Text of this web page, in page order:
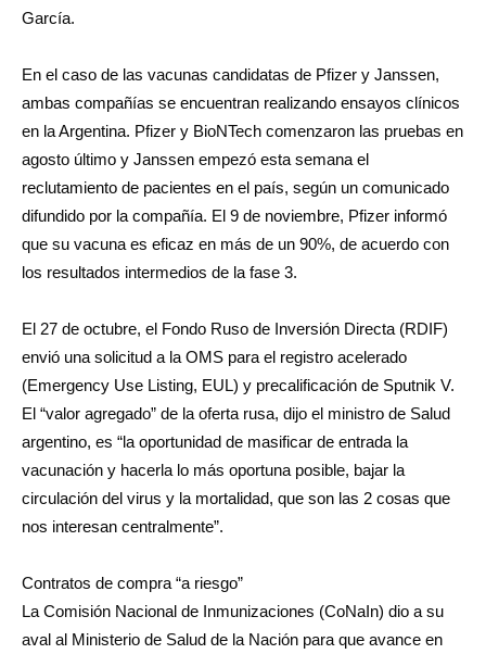
García.
En el caso de las vacunas candidatas de Pfizer y Janssen,
ambas compañías se encuentran realizando ensayos clínicos
en la Argentina. Pfizer y BioNTech comenzaron las pruebas en
agosto último y Janssen empezó esta semana el
reclutamiento de pacientes en el país, según un comunicado
difundido por la compañía. El 9 de noviembre, Pfizer informó
que su vacuna es eficaz en más de un 90%, de acuerdo con
los resultados intermedios de la fase 3.
El 27 de octubre, el Fondo Ruso de Inversión Directa (RDIF)
envió una solicitud a la OMS para el registro acelerado
(Emergency Use Listing, EUL) y precalificación de Sputnik V.
El “valor agregado” de la oferta rusa, dijo el ministro de Salud
argentino, es “la oportunidad de masificar de entrada la
vacunación y hacerla lo más oportuna posible, bajar la
circulación del virus y la mortalidad, que son las 2 cosas que
nos interesan centralmente”.
Contratos de compra “a riesgo”
La Comisión Nacional de Inmunizaciones (CoNaIn) dio a su
aval al Ministerio de Salud de la Nación para que avance en